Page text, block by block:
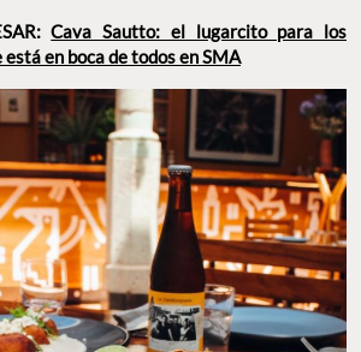
Cava Sautto: el lugarcito para los
en boca de todos en SMA